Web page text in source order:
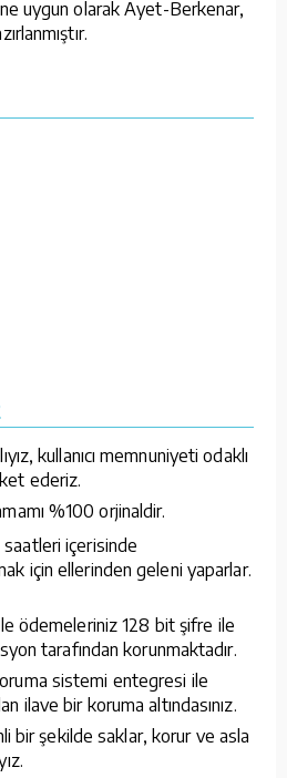
uygun olarak Ayet-Berkenar,
kullanıcı memnuniyeti odaklı
ederiz.
%100 orjinaldir.
içerisinde
için ellerinden geleni yaparlar.
ödemeleriniz 128 bit şifre ile
tarafından korunmaktadır.
sistemi entegresi ile
ilave bir koruma altındasınız.
bir şekilde saklar, korur ve asla